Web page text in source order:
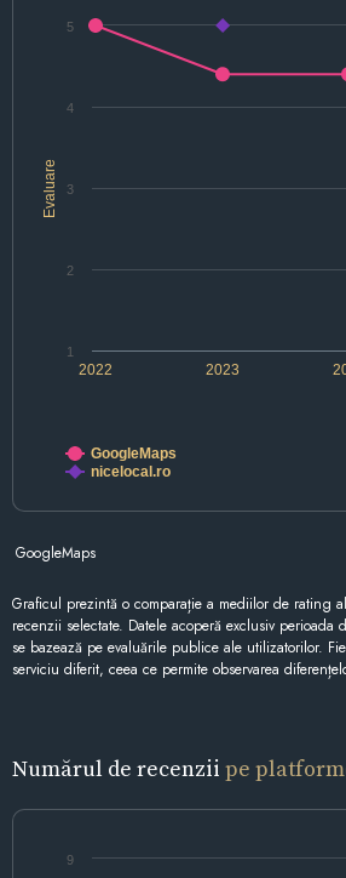
Evaluare
2022 2023
1
2
3
4
5
GoogleMaps
nicelocal.ro
GoogleMaps
Graficul prezintă o comparație a mediilor de rating
recenzii selectate. Datele acoperă exclusiv perioada
se bazează pe evaluările publice ale utilizatorilor.
serviciu diferit, ceea ce permite observarea
Numărul de recenzii pe
9